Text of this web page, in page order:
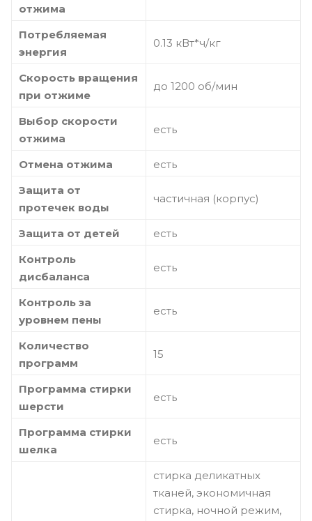
отжима
Потребляемая
энергия
0.13 кВт*ч/кг
Скорость вращения
при отжиме
до 1200 об/мин
Выбор скорости
отжима
есть
Отмена отжима
есть
Защита от
протечек воды
частичная (корпус)
Защита от детей
есть
Контроль
дисбаланса
есть
Контроль за
уровнем пены
есть
Количество
программ
15
Программа стирки
шерсти
есть
Программа стирки
шелка
есть
стирка деликатных
тканей, экономичная
стирка, ночной режим,